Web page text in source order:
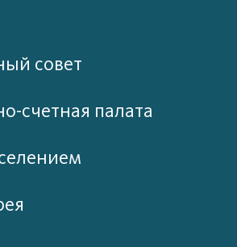
совет
счетная палата